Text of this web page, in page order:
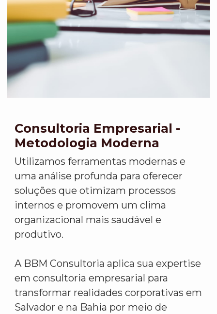
Consultoria Empresarial -
Metodologia Moderna
Utilizamos ferramentas modernas e
uma análise profunda para oferecer
soluções que otimizam processos
internos e promovem um clima
organizacional mais saudável e
produtivo.
A BBM Consultoria aplica sua expertise
em consultoria empresarial para
transformar realidades corporativas em
Salvador e na Bahia por meio de